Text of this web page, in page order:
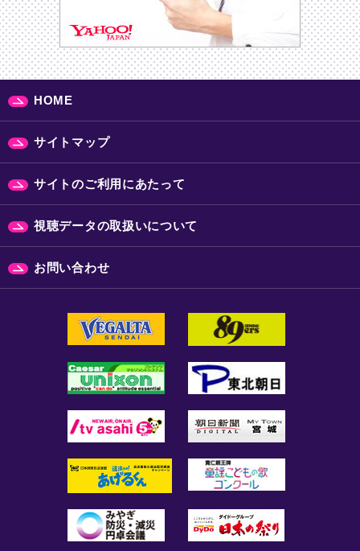
HOME
サイトマップ
サイトのご利用にあたって
視聴データの取扱いについて
お問い合わせ